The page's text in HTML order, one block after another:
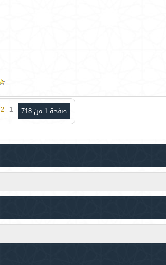
صفحة 1 من 718 1
2